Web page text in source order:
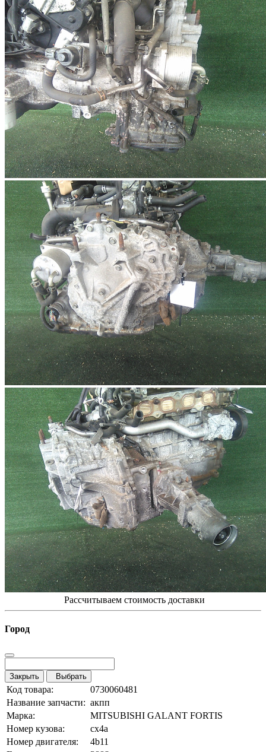
Рассчитываем стоимость доставки
Город
Закрыть Выбрать
Код товара:
0730060481
Название запчасти: акпп
Марка:
MITSUBISHI GALANT FORTIS
Номер кузова:
cx4a
Номер двигателя:
4b11